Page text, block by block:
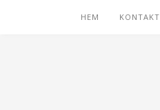
HEM KONTAKT